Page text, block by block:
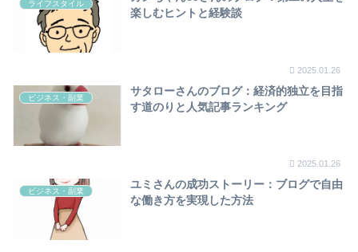
ライフスタイル
楽しむヒントと経験談
2025.01.26
ビジネス・副業
サタローさんのブログ：経済的独立を目指
す道のりと人気記事ランキング
2025.01.26
ビジネス・副業
ユミさんの成功ストーリー：ブログで自由
な働き方を実現した方法